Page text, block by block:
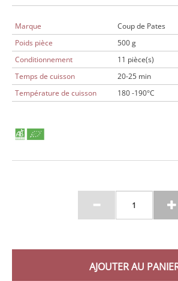
Marque
Coup de Pates
Poids pièce
500 g
Conditionnement
11 pièce(s)
Temps de cuisson
20-25 min
Température de cuisson
180 -190°C
AJOUTER AU